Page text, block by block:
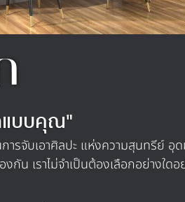
แบบคุณ"
ารจับเอาศิลปะ แห่งความสุนทรีย์
กัน เราไม่จำเป็นต้องเลือกอย่างใด